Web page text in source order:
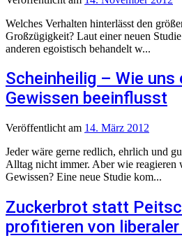
Welches Verhalten hinterlässt den
Großzügigkeit? Laut einer neuen
anderen egoistisch behandelt w...
Scheinheilig – Wie
Gewissen beeinflusst
Veröffentlicht am 14. März 2012
Jeder wäre gerne redlich, ehrlich und
Alltag nicht immer. Aber wie reagieren
Gewissen? Eine neue Studie kom...
Zuckerbrot statt
profitieren von liberaler